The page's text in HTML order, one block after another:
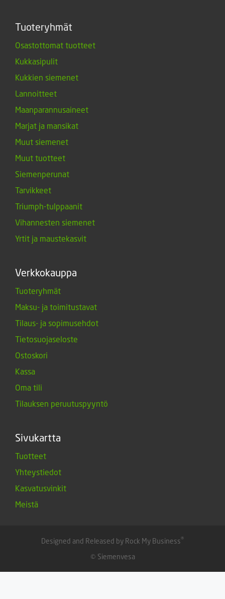
Tuoteryhmät
Osastottomat tuotteet
Kukkasipulit
Kukkien siemenet
Lannoitteet
Maanparannusaineet
Marjat ja mansikat
Muut siemenet
Muut tuotteet
Siemenperunat
Tarvikkeet
Triumph-tulppaanit
Vihannesten siemenet
Yrtit ja maustekasvit
Verkkokauppa
Tuoteryhmät
Maksu- ja toimitustavat
Tilaus- ja sopimusehdot
Tietosuojaseloste
Ostoskori
Kassa
Oma tili
Tilauksen peruutuspyyntö
Sivukartta
Tuotteet
Yhteystiedot
Kasvatusvinkit
Meistä
Designed and Released by Rock My Business®
© Siemenvesa